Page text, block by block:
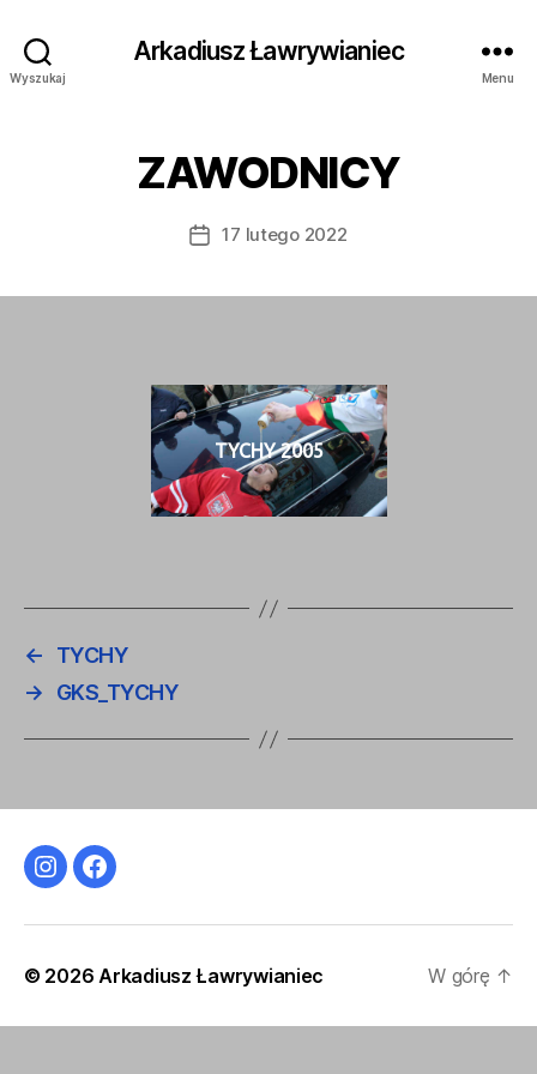
Wyszukaj
Arkadiusz Ławrywianiec
Menu
ZAWODNICY
Data17 lutego 2022
TYCHY 2005
←
TYCHY
→
GKS_TYCHY
InstagramFacebook
© 2026Arkadiusz Ławrywianiec W górę ↑